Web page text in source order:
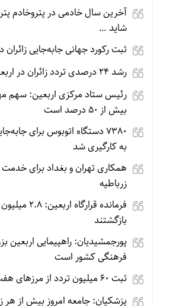
آخرین سال خادمی در پتروخادم
شاید …
ثبت رکورد جهانی جابه‌جایی زائران
رشد ۲۴ درصدی تردد زائران در اربعین از مرز مهران
رئیس ستاد مرکزی اربعین: سهم
بیش از ۵۰ درصد است
۷۳۸۰ دستگاه اتوبوس برای
به‌ کارگیری شد
همکاری تهران و بغداد برای خدمت
زرباطیه
فرمانده
بازگشتند
پورجمشیدیان: راهپیمایی اربعین
فرهنگی کشور است
ثبت ۶۰ میلیون تردد از مرزهای هفت‌گانه اربعینی
پزشکیان: جامعه امروز بیش از هر